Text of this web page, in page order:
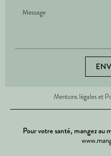
Mentions légales et
Pour votre santé, mangez au